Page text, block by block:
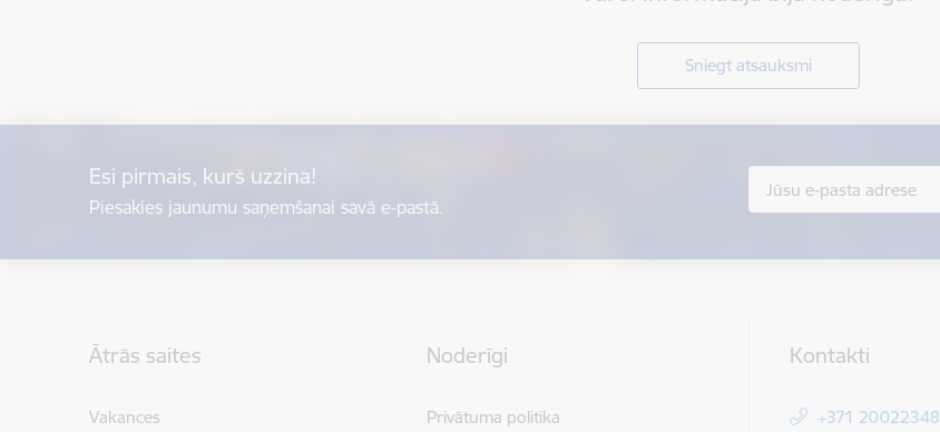
Sniegt atsauksmi
Esi pirmais, kurš uzzina!
Piesakies jaunumu saņemšanai savā e-pastā.
Ātrās saites
Vakances
Noderīgi
Privātuma politika
Kontakti
+371 20022348